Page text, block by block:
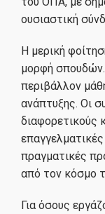
ουσιαστική
Η μερική
μορφή σπουδών.
περιβάλλον
ανάπτυξης. Οι
διαφορετικούς
πραγματικές
από τον κόσμο
Για όσους